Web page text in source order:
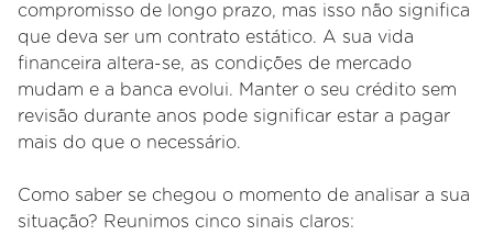
compromisso de longo prazo, mas isso não significa
que deva ser um contrato estático. A sua vida
financeira altera-se, as condições de mercado
mudam e a banca evolui. Manter o seu crédito sem
revisão durante anos pode significar estar a pagar
mais do que o necessário.
Como saber se chegou o momento de analisar a sua
situação? Reunimos cinco sinais claros: